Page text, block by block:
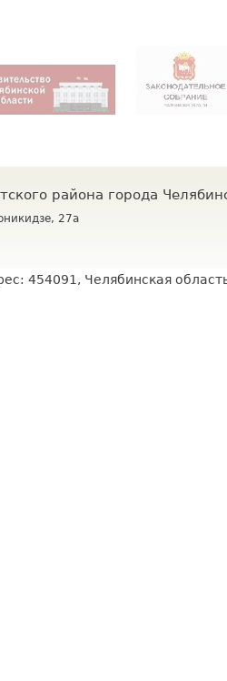
района города
27а
454091, Челябинская